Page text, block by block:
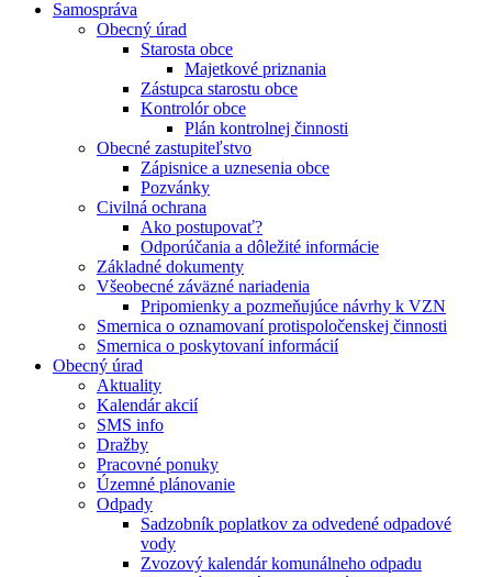
Samospráva
Obecný úrad
Starosta obce
Majetkové priznania
Zástupca starostu obce
Kontrolór obce
Plán kontrolnej činnosti
Obecné zastupiteľstvo
Zápisnice a uznesenia obce
Pozvánky
Civilná ochrana
Ako postupovať?
Odporúčania a dôležité informácie
Základné dokumenty
Všeobecné záväzné nariadenia
Pripomienky a pozmeňujúce návrhy k VZN
Smernica o oznamovaní protispoločenskej činnosti
Smernica o poskytovaní informácií
Obecný úrad
Aktuality
Kalendár akcií
SMS info
Dražby
Pracovné ponuky
Územné plánovanie
Odpady
Sadzobník poplatkov za odvedené odpadové
vody
Zvozový kalendár komunálneho odpadu